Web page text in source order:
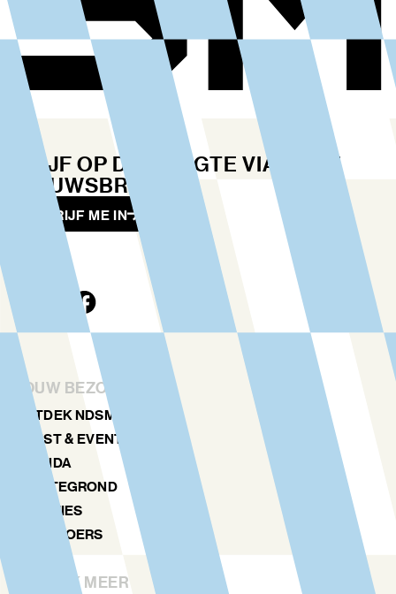
JOUW BEZOEK
ONTDEK NDSM
KUNST & EVENTS
AGENDA
PLATTEGROND
LOCATIES
NDSM TOERS
ONTDEK MEER
BLIJF OP DE HOOGTE VIA ONZE
NIEUWSBRIEF
SCHRIJF ME IN